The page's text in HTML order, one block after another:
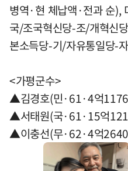
병역·현 체납액·전과 순),
국/조국혁신당-조/개혁신
본소득당-기/자유통일당-
<가평군수>
▲김경호(민·61·4억
▲서태원(국·61·15억
▲이충선(무·62·4억